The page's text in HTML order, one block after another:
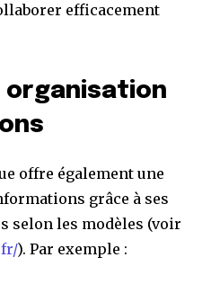
efficacement
organisation
offre également une
grâce à ses
selon les modèles (voir
). Par exemple :